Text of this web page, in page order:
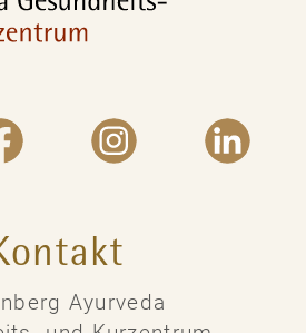
Ayurveda